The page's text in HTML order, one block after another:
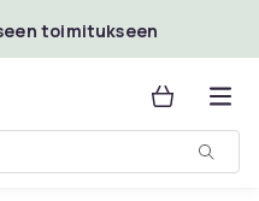
toimitukseen